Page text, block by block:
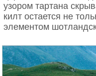
узором тартана
килт остается не
элементом